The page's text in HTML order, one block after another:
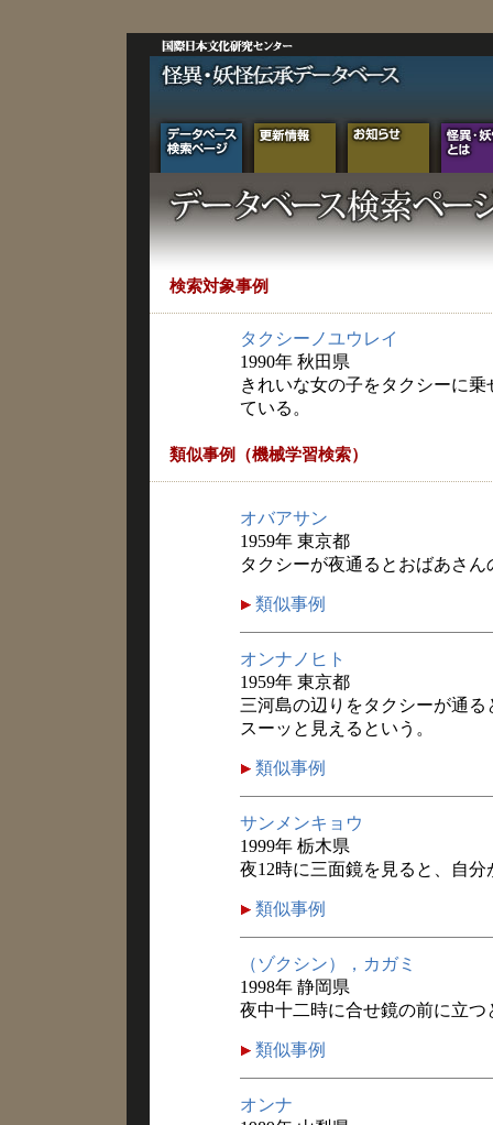
検索対象事例
タクシーノユウレイ
1990年 秋田県
きれいな女の子をタクシーに
ている。
類似事例（機械学習検索）
オバアサン
1959年 東京都
タクシーが夜通るとおばあさ
類似事例
オンナノヒト
1959年 東京都
三河島の辺りをタクシーが通
スーッと見えるという。
類似事例
サンメンキョウ
1999年 栃木県
夜12時に三面鏡を見ると、自
類似事例
（ゾクシン），カガミ
1998年 静岡県
夜中十二時に合せ鏡の前に立つ
類似事例
オンナ